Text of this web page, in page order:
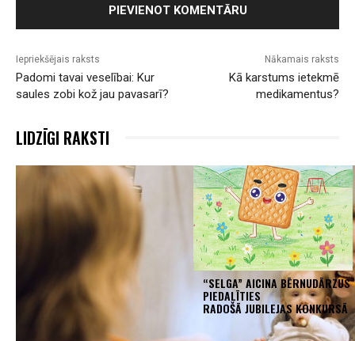
Iepriekšējais raksts
Padomi tavai veselībai: Kur
saules zobi kož jau pavasarī?
Nākamais raksts
Kā karstums ietekmē
medikamentus?
LIDZĪGI RAKSTI
“SELGA” AICINA BĒRNUDĀRZUS
PIEDALĪTIES
RADOŠĀ JUBILEJAS KONKURSĀ